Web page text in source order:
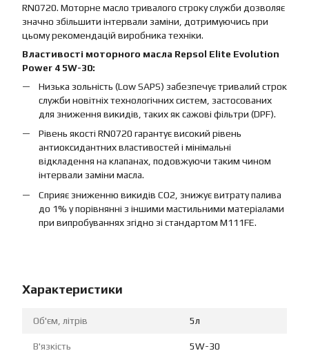
RN0720. Моторне масло тривалого строку служби дозволяє
значно збільшити інтервали заміни, дотримуючись при
цьому рекомендацій виробника техніки.
Властивості моторного масла Repsol Elite Evolution
Power 4 5W-30:
Низька зольність (Low SAPS) забезпечує тривалий строк
служби новітніх технологічних систем, застосованих
для зниження викидів, таких як сажові фільтри (DPF).
Рівень якості RN0720 гарантує високий рівень
антиоксидантних властивостей і мінімальні
відкладення на клапанах, подовжуючи таким чином
інтервали заміни масла.
Сприяє зниженню викидів CO2, знижує витрату палива
до 1% у порівнянні з іншими мастильними матеріалами
при випробуваннях згідно зі стандартом M111FE.
Характеристики
Об'єм, літрів 5л
В'язкість 5W-30